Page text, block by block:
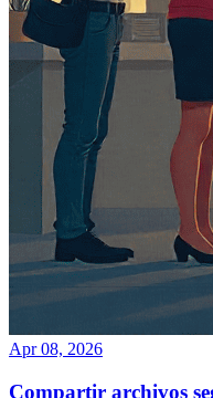
Apr 08, 2026
Compartir archivos